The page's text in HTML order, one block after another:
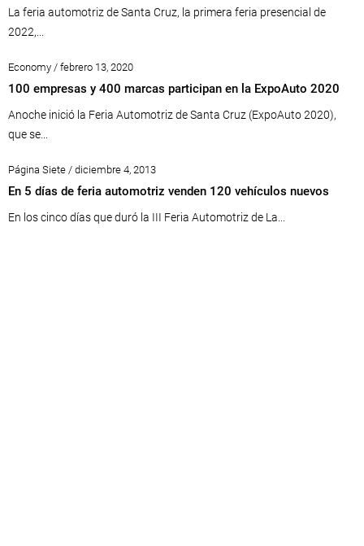
La feria automotriz de Santa Cruz, la primera feria presencial de
2022,...
Economy / febrero 13, 2020
100 empresas y 400 marcas participan en la ExpoAuto 2020
Anoche inició la Feria Automotriz de Santa Cruz (ExpoAuto 2020),
que se...
Página Siete / diciembre 4, 2013
En 5 días de feria automotriz venden 120 vehículos nuevos
En los cinco días que duró la III Feria Automotriz de La...